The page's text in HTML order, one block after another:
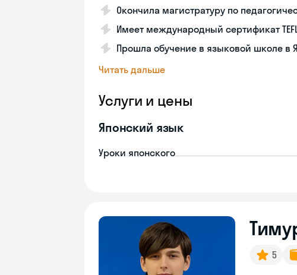
Окончила магистратуру по
Имеет международный сертификат
Прошла обучение в языковой школе в
Читать дальше
Услуги и цены
Японский язык
Уроки японского
5